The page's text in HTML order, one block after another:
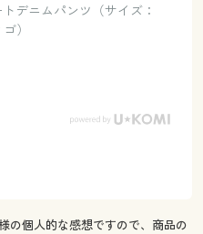
デニムパンツ（サイズ：
）
の個人的な感想ですので、商品の